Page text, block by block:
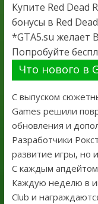
Купите Red Dead
бонусы в Red
*GTA5.su желает
Попробуйте
Что нового в
С выпуском
Games решили
обновления и
Разработчики
развитие игры, но
С каждым апдейтом
Каждую неделю в
Club и